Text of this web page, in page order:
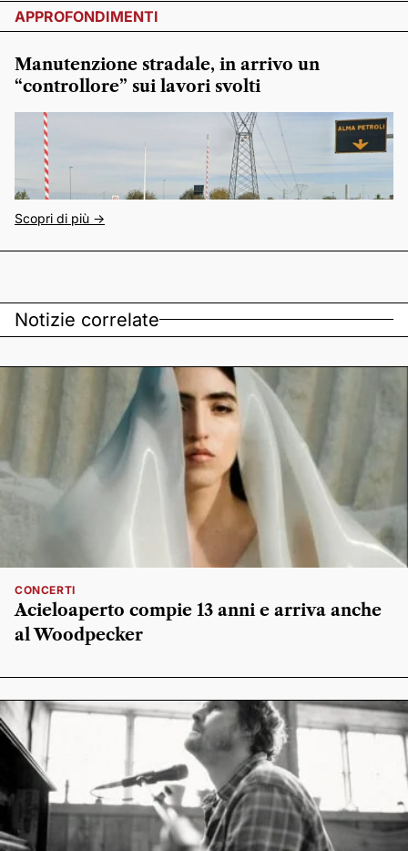
APPROFONDIMENTI
Manutenzione stradale, in arrivo un
“controllore” sui lavori svolti
Scopri di più ->
Notizie correlate
CONCERTI
Acieloaperto compie 13 anni e arriva anche
al Woodpecker